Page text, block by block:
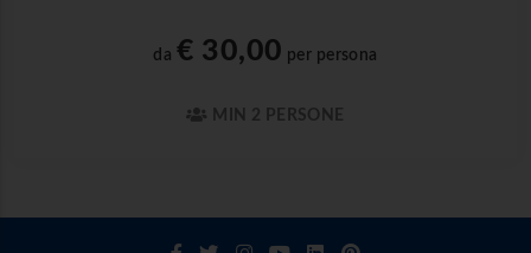
da € 30,00 per persona
MIN 2 PERSONE